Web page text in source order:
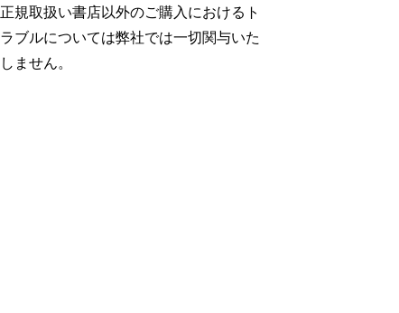
正規取扱い書店以外のご購入におけるト
ラブルについては弊社では一切関与いた
しません。